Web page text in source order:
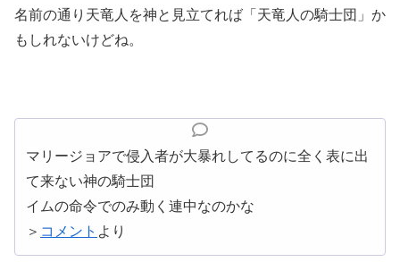
名前の通り天竜人を神と見立てれば「天竜人の騎士団」か
もしれないけどね。
マリージョアで侵入者が大暴れしてるのに全く表に出
て来ない神の騎士団
イムの命令でのみ動く連中なのかな
＞ コメント より